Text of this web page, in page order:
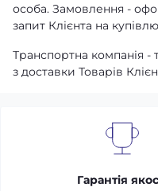
особа. Замовлення -
запит Клієнта на
Транспортна компанія -
з доставки Товарів
Гарантія